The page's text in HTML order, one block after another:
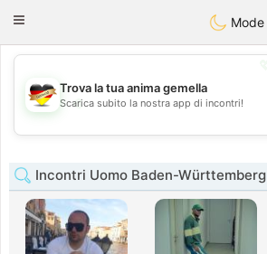
DeutschDating
Toggle
Mode
💖
💕
Trova la tua anima gemella
Scarica subito la nostra app di incontri!
Incontri Uomo Baden-Württemberg